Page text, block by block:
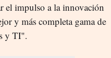
el impulso a la innovación
y más completa gama de
y TI".